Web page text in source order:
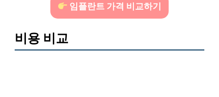
임플란트 가격 비교하기
비용 비교